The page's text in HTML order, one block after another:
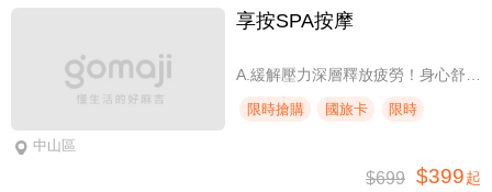
中山區
享按SPA按摩
限時搶購 國旅卡 限時
$699 $399起